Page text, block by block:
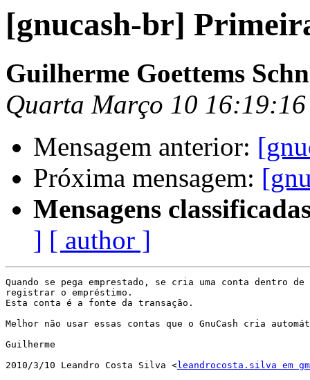
[gnucash-br]
Guilherme Goettems
Quarta Março 10 16:19:16
Mensagem anterior:
Próxima mensagem:
Mensagens
] [ author ]
Quando se pega emprestado, se cria uma conta dentro de
registrar o empréstimo.
Esta conta é a fonte da transação.
Melhor não usar essas contas que o GnuCash cria
Guilherme
2010/3/10 Leandro Costa Silva <leandrocosta.silva em